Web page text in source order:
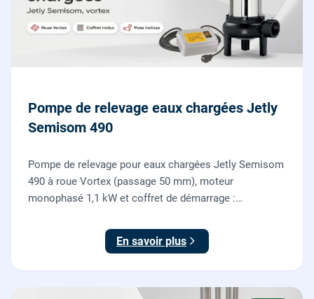
Pompe de relevage eaux chargées Jetly
Semisom 490
Pompe de relevage pour eaux chargées Jetly Semisom
490 à roue Vortex (passage 50 mm), moteur
monophasé 1,1 kW et coffret de démarrage :
fournie et posée par nos plombiers.
En savoir plus